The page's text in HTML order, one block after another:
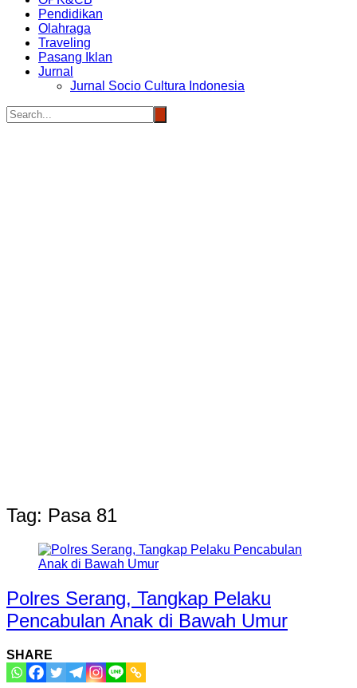
Pendidikan
Olahraga
Traveling
Pasang Iklan
Jurnal
Jurnal Socio Cultura Indonesia
Tag: Pasa 81
Polres Serang, Tangkap Pelaku
Pencabulan Anak di Bawah Umur
SHARE